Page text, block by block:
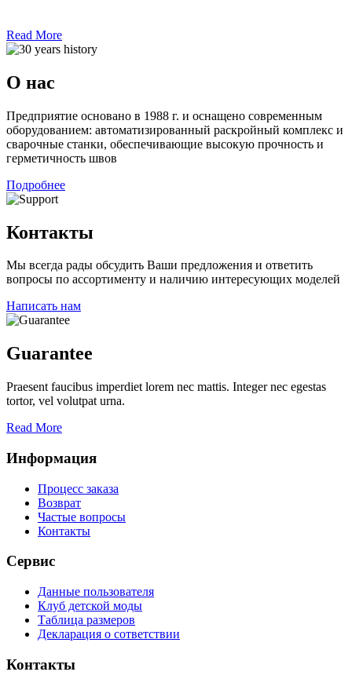
Read More
О нас
Предприятие основано в 1988 г. и оснащено современным
оборудованием: автоматизированный раскройный комплекс и
сварочные станки, обеспечивающие высокую прочность и
герметичность швов
Подробнее
Контакты
Мы всегда рады обсудить Ваши предложения и ответить
вопросы по ассортименту и наличию интересующих моделей
Написать нам
Guarantee
Praesent faucibus imperdiet lorem nec mattis. Integer nec egestas
tortor, vel volutpat urna.
Read More
Информация
Процесс заказа
Возврат
Частые вопросы
Контакты
Сервис
Данные пользователя
Клуб детской моды
Таблица размеров
Декларация о сответствии
Контакты